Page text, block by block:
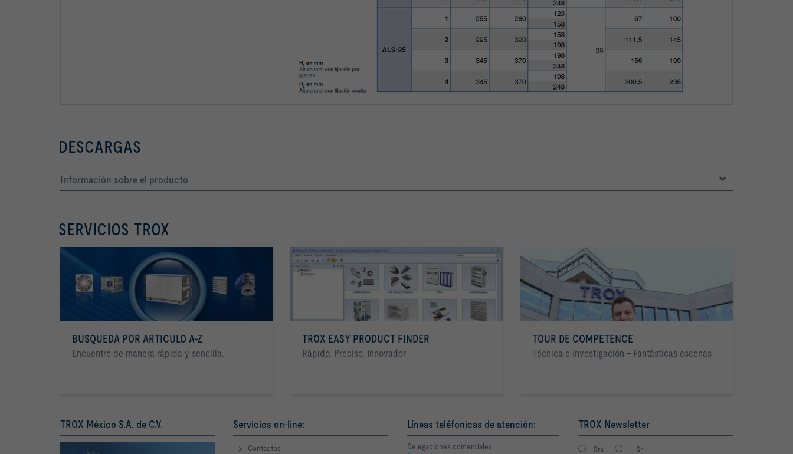
DESCARGAS
Información sobre el producto
SERVICIOS TROX
BUSQUEDA POR ARTICULO A-Z
Encuentre de manera rápida y sencilla.
TROX EASY PRODUCT FINDER
Rápido, Preciso, Innovador
TOUR DE COMPETENCE
Técnica e Investigación - Fantásticas escenas
TROX México S.A. de C.V. Servicios on-line:
Contactos
Líneas teléfonicas de atención:
Delegaciones comerciales
TROX Newsletter
Sra Sr